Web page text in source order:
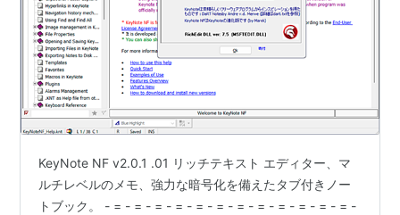
KeyNote NF v2.0.1 .01 リッチテキスト エディター、マ
ルチレベルのメモ、強力な暗号化を備えたタブ付きノー
トブック。 - = - = - = - = - = - = - = - = - = - = - = - = -